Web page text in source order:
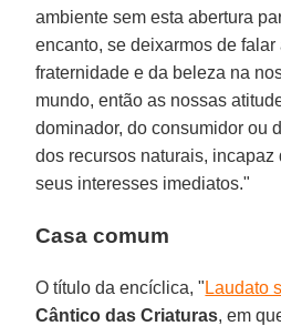
ambiente sem esta abertura
encanto, se deixarmos de falar
fraternidade e da beleza na
mundo, então as nossas
dominador, do consumidor ou
dos recursos naturais, incapaz
seus interesses imediatos."
Casa comum
O título da encíclica, " Laudato
Cântico das Criaturas, em